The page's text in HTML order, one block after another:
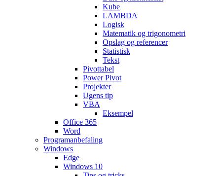
Kube
LAMBDA
Logisk
Matematik og trigonometri
Opslag og referencer
Statistisk
Tekst
Pivottabel
Power Pivot
Projekter
Ugens tip
VBA
Eksempel
Office 365
Word
Programanbefaling
Windows
Edge
Windows 10